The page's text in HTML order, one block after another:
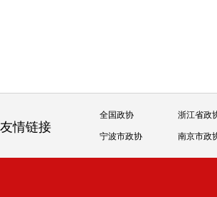
友情链接
全国政协 浙江省政
宁波市政协 南京市政